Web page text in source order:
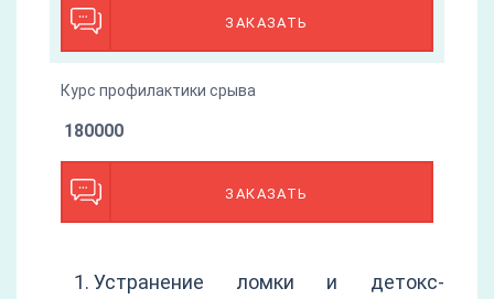
ЗАКАЗАТЬ
Курс профилактики срыва
ЗАКАЗАТЬ
180000
Устранение ломки и детокс-